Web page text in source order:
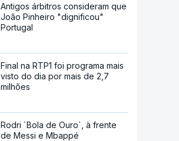
Antigos árbitros consideram que
João Pinheiro "dignificou"
Portugal
Final na RTP1 foi programa mais
visto do dia por mais de 2,7
milhões
Rodri `Bola de Ouro`, à frente
de Messi e Mbappé